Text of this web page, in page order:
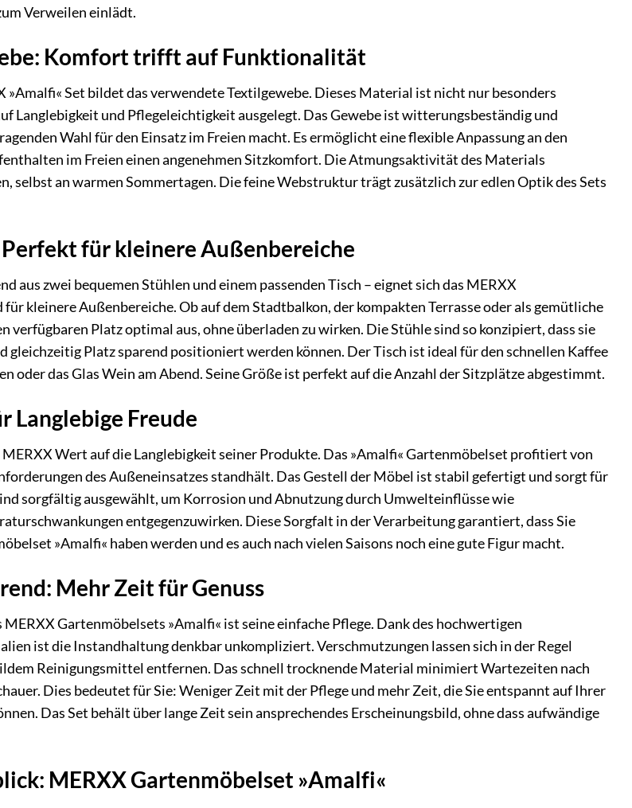
Verweilen einlädt.
Komfort trifft auf Funktionalität
»Amalfi« Set bildet das verwendete Textilgewebe. Dieses Material ist nicht nur besonders
Langlebigkeit und Pflegeleichtigkeit ausgelegt. Das Gewebe ist witterungsbeständig und
Wahl für den Einsatz im Freien macht. Es ermöglicht eine flexible Anpassung an den
im Freien einen angenehmen Sitzkomfort. Die Atmungsaktivität des Materials
selbst an warmen Sommertagen. Die feine Webstruktur trägt zusätzlich zur edlen Optik des Sets
für kleinere Außenbereiche
aus zwei bequemen Stühlen und einem passenden Tisch – eignet sich das MERXX
kleinere Außenbereiche. Ob auf dem Stadtbalkon, der kompakten Terrasse oder als gemütliche
verfügbaren Platz optimal aus, ohne überladen zu wirken. Die Stühle sind so konzipiert, dass sie
gleichzeitig Platz sparend positioniert werden können. Der Tisch ist ideal für den schnellen Kaffee
oder das Glas Wein am Abend. Seine Größe ist perfekt auf die Anzahl der Sitzplätze abgestimmt.
Langlebige Freude
Wert auf die Langlebigkeit seiner Produkte. Das »Amalfi« Gartenmöbelset profitiert von
des Außeneinsatzes standhält. Das Gestell der Möbel ist stabil gefertigt und sorgt für
sorgfältig ausgewählt, um Korrosion und Abnutzung durch Umwelteinflüsse wie
entgegenzuwirken. Diese Sorgfalt in der Verarbeitung garantiert, dass Sie
»Amalfi« haben werden und es auch nach vielen Saisons noch eine gute Figur macht.
Mehr Zeit für Genuss
Gartenmöbelsets »Amalfi« ist seine einfache Pflege. Dank des hochwertigen
ist die Instandhaltung denkbar unkompliziert. Verschmutzungen lassen sich in der Regel
Reinigungsmittel entfernen. Das schnell trocknende Material minimiert Wartezeiten nach
Dies bedeutet für Sie: Weniger Zeit mit der Pflege und mehr Zeit, die Sie entspannt auf Ihrer
Das Set behält über lange Zeit sein ansprechendes Erscheinungsbild, ohne dass aufwändige
MERXX Gartenmöbelset »Amalfi«